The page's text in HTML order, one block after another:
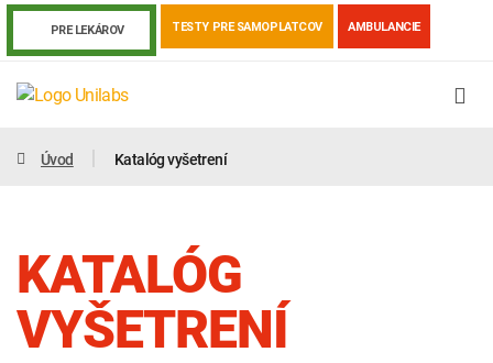
PRE LEKÁROV TESTY PRE SAMOPLATCOV AMBULANCIE
Úvod Katalóg vyšetrení
KATALÓG
VYŠETRENÍ